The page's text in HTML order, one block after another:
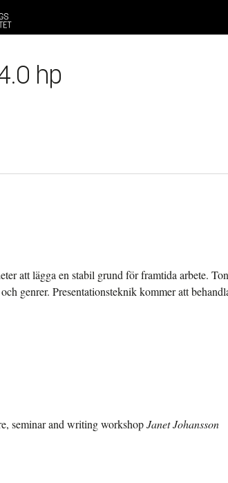
hp
att lägga en stabil grund för framtida arbete.
genrer. Presentationsteknik kommer att
seminar and writing workshopJanet Johansson